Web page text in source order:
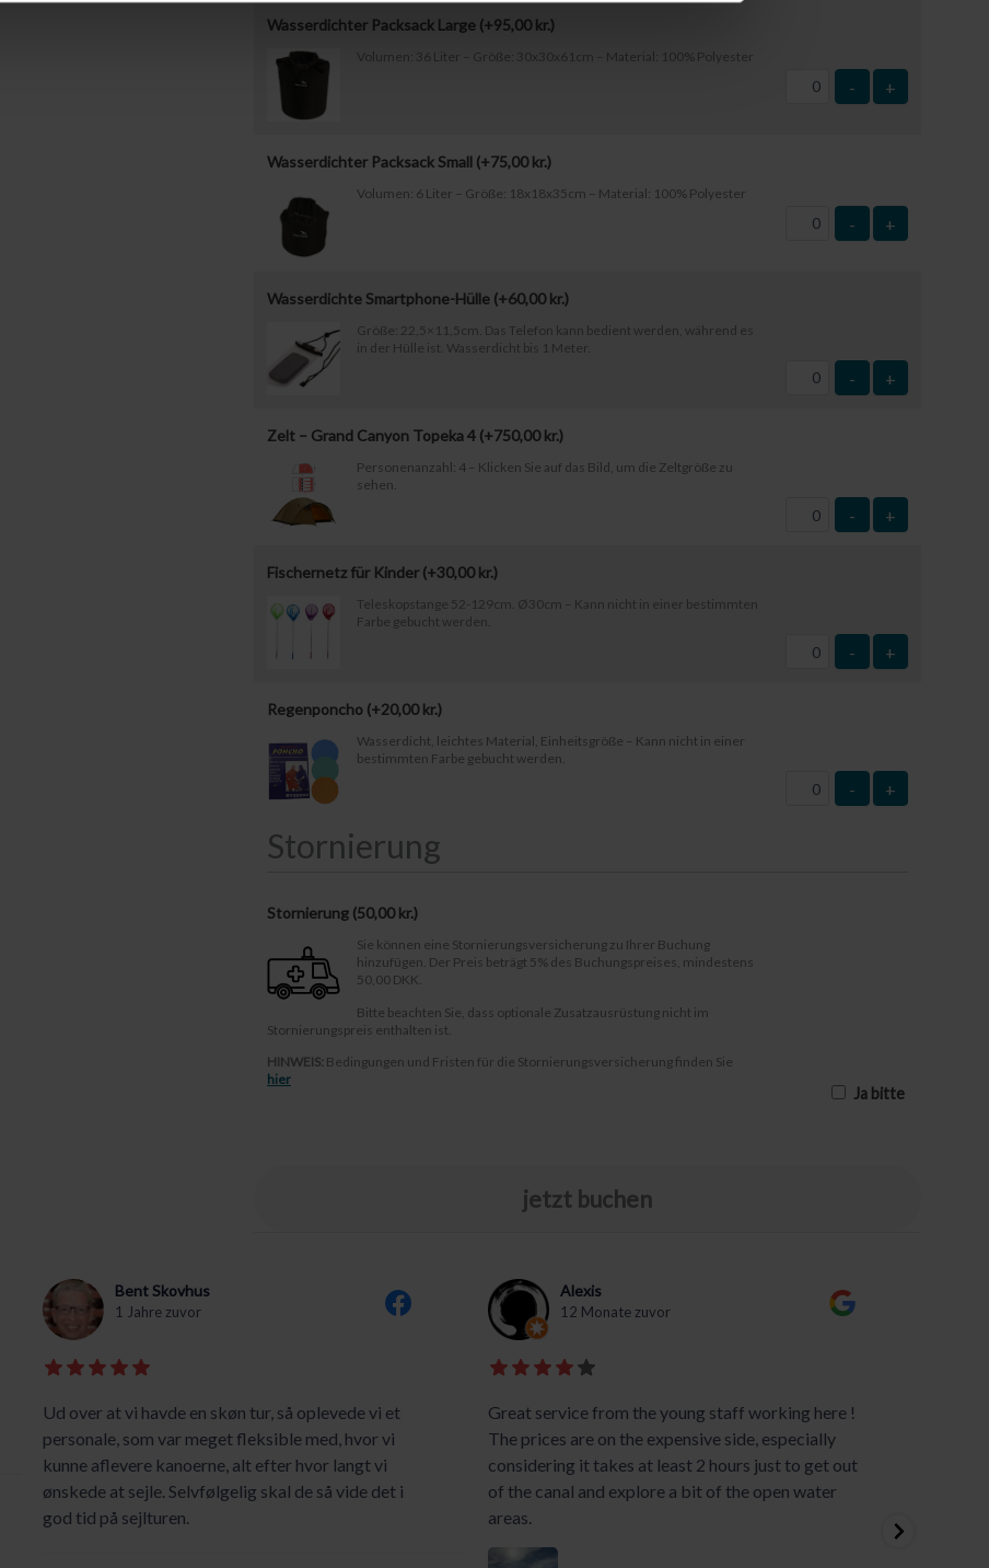
Wasserdichter Packsack Large (+95,00 kr.)
Volumen: 36 Liter – Größe: 30x30x61cm – Material: 100% Polyester
- +
Wasserdichter Packsack Small (+75,00kr.)
Volumen: 6 Liter – Größe: 18x18x35cm – Material: 100% Polyester
- +
Wasserdichte Smartphone-Hülle (+60,00kr.)
Größe: 22,5×11,5cm. Das Telefon kann bedient werden, während es
in der Hülle ist. Wasserdicht bis 1 Meter.
- +
Zelt – Grand Canyon Topeka 4 (+750,00kr.)
Personenanzahl: 4 – Klicken Sie auf das Bild, um die Zeltgröße zu
sehen.
- +
Fischernetz für Kinder (+30,00kr.)
Teleskopstange 52-129cm. Ø30cm – Kann nicht in einer bestimmten
Farbe gebucht werden.
- +
Regenponcho (+20,00kr.)
Wasserdicht, leichtes Material, Einheitsgröße – Kann nicht in einer
bestimmten Farbe gebucht werden.
- +
Stornierung
Stornierung (50,00 kr.)
Sie können eine Stornierungsversicherung zu Ihrer Buchung
hinzufügen. Der Preis beträgt 5% des Buchungspreises, mindestens
50,00 DKK.
Bitte beachten Sie, dass optionale Zusatzausrüstung nicht im
Stornierungspreis enthalten ist.
HINWEIS: Bedingungen und Fristen für die Stornierungsversicherung finden Sie
hier
Ja bitte
jetzt buchen
Bent Skovhus
1 Jahre zuvor
Ud over at vi havde en skøn tur, så oplevede vi et
personale, som var meget fleksible med, hvor vi
kunne aflevere kanoerne, alt efter hvor langt vi
ønskede at sejle. Selvfølgelig skal de så vide det i
god tid på sejlturen.
Alexis
12 Monate zuvor
Great service from the young staff working here !
The prices are on the expensive side, especially
considering it takes at least 2 hours just to get out
of the canal and explore a bit of the open water
areas.